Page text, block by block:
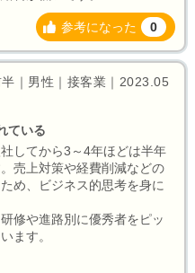
参考になった 0
｜男性｜接客業｜2023.05
ている
してから3～4年ほどは半年
売上対策や経費削減などの
め、ビジネス的思考を身に
修や進路別に優秀者をピッ
ます。